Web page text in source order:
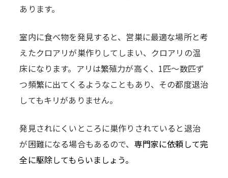
あります。
室内に食べ物を発見すると、営巣に最適な場所と考
えたクロアリが巣作りしてしまい、クロアリの温
床になります。アリは繁殖力が高く、1匹～数匹ず
つ頻繁に出てくるようなこともあり、その都度退治
してもキリがありません。
発見されにくいところに巣作りされていると退治
が困難になる場合もあるので、 専門家に依頼して完
全に駆除してもらいましょう。